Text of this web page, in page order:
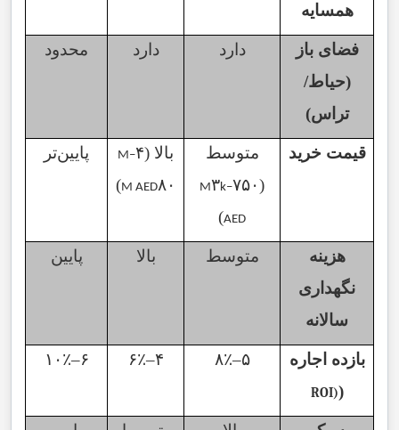
همسایه
فضای باز
(حیاط/
تراس)
دارد دارد محدود
قیمت خرید
متوسط
(۷۵۰k–۳M
AED
)
بالا (۴M–
۸۰M AED
)
پایین‌تر
هزینه
نگهداری
سالانه
متوسط بالا پایین
بازده اجاره
(
ROI)
۵– ۸٪ ۴– ۶٪ ۶– ۱۰٪